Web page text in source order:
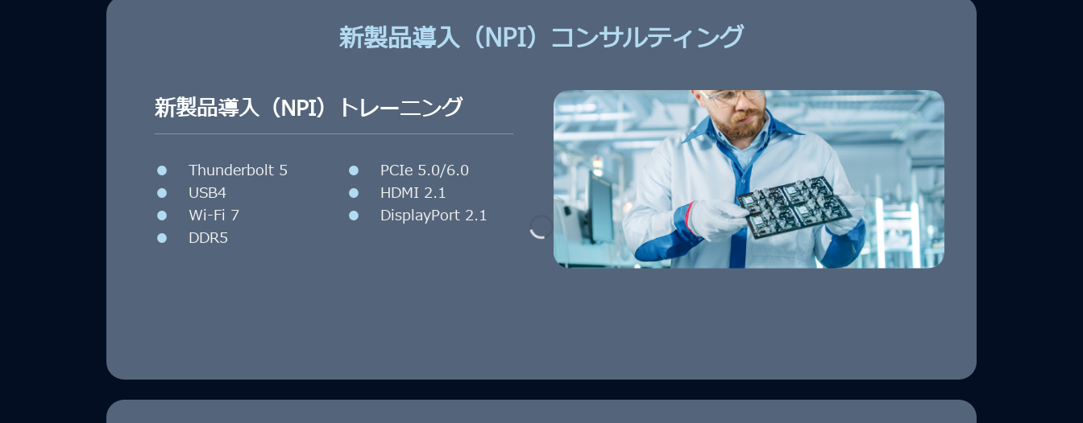
新製品導入（NPI）コンサルティング
新製品導入（NPI）トレーニング
● Thunderbolt 5
● USB4
● Wi-Fi 7
● DDR5
● PCIe 5.0/6.0
● HDMI 2.1
● DisplayPort 2.1